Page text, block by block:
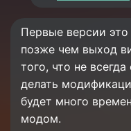
Первые версии
позже чем выход
того, что не
делать
будет много
модом.